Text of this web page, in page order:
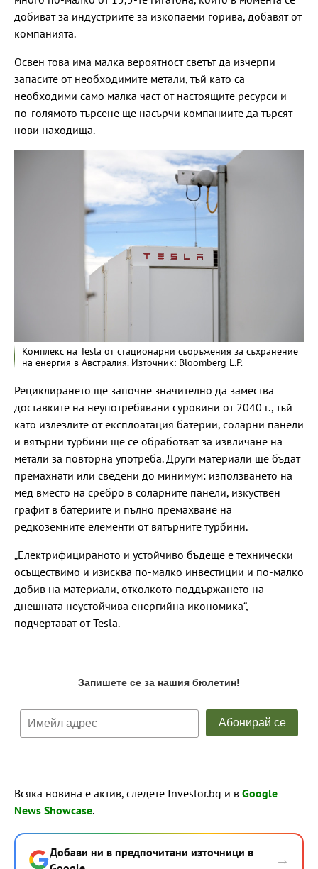
добиват за индустриите за изкопаеми горива, добавят от
компанията.
Освен това има малка вероятност светът да изчерпи
запасите от необходимите метали, тъй като са
необходими само малка част от настоящите ресурси и
по-голямото търсене ще насърчи компаниите да търсят
нови находища.
Комплекс на Tesla от стационарни съоръжения за съхранение
на енергия в Австралия. Източник: Bloomberg L.P.
Рециклирането ще започне значително да замества
доставките на неупотребявани суровини от 2040 г., тъй
като излезлите от експлоатация батерии, соларни панели
и вятърни турбини ще се обработват за извличане на
метали за повторна употреба. Други материали ще бъдат
премахнати или сведени до минимум: използването на
мед вместо на сребро в соларните панели, изкуствен
графит в батериите и пълно премахване на
редкоземните елементи от вятърните турбини.
„Електрифицираното и устойчиво бъдеще е технически
осъществимо и изисква по-малко инвестиции и по-малко
добив на материали, отколкото поддържането на
днешната неустойчива енергийна икономика“,
подчертават от Tesla.
Всяка новина е актив, следете Investor.bg и в Google
News Showcase.
Добави ни в предпочитани източници в
→